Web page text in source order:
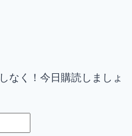
なく！今日購読しましょ